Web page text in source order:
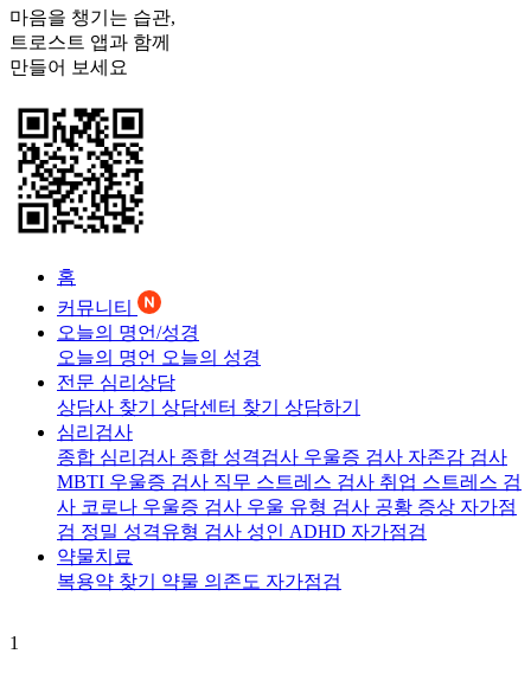
마음을 챙기는 습관,
트로스트 앱과 함께
만들어 보세요
홈
커뮤니티
오늘의 명언/성경
오늘의 명언 오늘의 성경
전문 심리상담
상담사 찾기 상담센터 찾기 상담하기
심리검사
종합 심리검사 종합 성격검사 우울증 검사 자존감 검사
MBTI 우울증 검사 직무 스트레스 검사 취업 스트레스 검
사 코로나 우울증 검사 우울 유형 검사 공황 증상 자가점
검 정밀 성격유형 검사 성인 ADHD 자가점검
약물치료
복용약 찾기 약물 의존도 자가점검
1